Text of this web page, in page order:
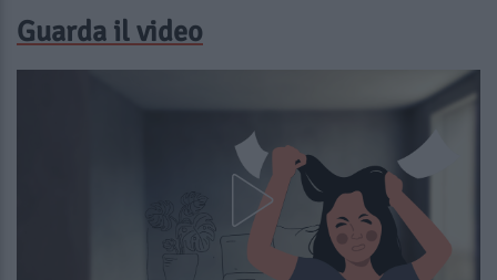
Guarda il video